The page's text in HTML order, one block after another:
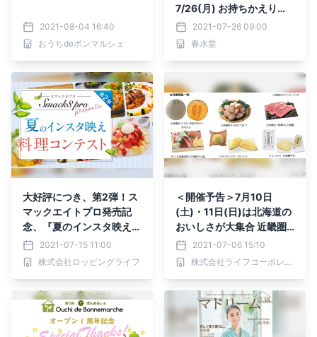
2021-08-04 16:40
おうちdeボンマルシェ
7/26(月) お持ちかえり注
文サイト「EPARKテイク
アウト」掲載開始
2021-07-26 09:00
春水堂
大好評につき、第2弾！ス
マックエイトプロ発売記
念、『夏のインスタ映え料
理コンテスト』を開催しま
す！
2021-07-15 11:00
株式会社ロッピングライフ
＜開催予告＞7月10日
(土)・11日(日)は北海道の
おいしさが大集合 近畿圏
ライフで「夏の北海道フェ
ア」を開催！
2021-07-06 15:10
株式会社ライフコーポレーション